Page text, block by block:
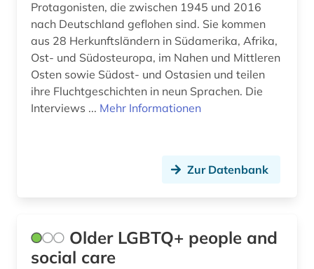
deutschland &lt;ddr, motiv&gt; (1)
deutschland (ddr) (3)
deutschsprachiger raum (1)
digital database (1)
digitale bildverarbeitung (1)
Protagonisten, die zwischen 1945 und 2016
nach Deutschland geflohen sind. Sie kommen
aus 28 Herkunftsländern in Südamerika, Afrika,
Ost- und Südosteuropa, im Nahen und Mittleren
Osten sowie Südost- und Ostasien und teilen
ihre Fluchtgeschichten in neun Sprachen. Die
Interviews ... Mehr Informationen
Zur Datenbank
Older LGBTQ+ people and
social care